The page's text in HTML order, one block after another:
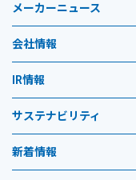
メーカーニュース
会社情報
IR情報
サステナビリティ
新着情報